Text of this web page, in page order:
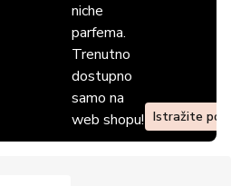
niche
parfema.
Trenutno
dostupno
samo na
web shopu! Istražite